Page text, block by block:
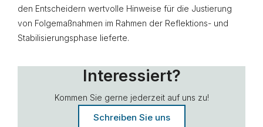
den Entscheidern wertvolle Hinweise für die Justierung
von Folgemaßnahmen im Rahmen der Reflektions- und
Stabilisierungsphase lieferte.
Interessiert?
Kommen Sie gerne jederzeit auf uns zu!
Schreiben Sie uns